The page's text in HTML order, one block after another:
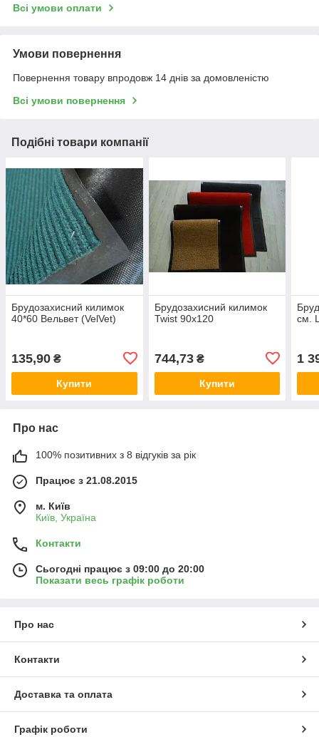
Всі умови оплати
Умови повернення
Повернення товару впродовж 14 днів за домовленістю
Всі умови повернення
Подібні товари компанії
Брудозахисний килимок
40*60 Вельвет (VelVet)
135,90 ₴
Купити
Брудозахисний килимок
Twist 90х120
744,73₴
Купити
см.
1
Про нас
100% позитивних з 8 відгуків за рік
Працює з 21.08.2015
м. Київ
Київ, Україна
Контакти
Сьогодні працює з 09:00 до 20:00
Показати весь графік роботи
Про нас
Контакти
Доставка та оплата
Графік роботи